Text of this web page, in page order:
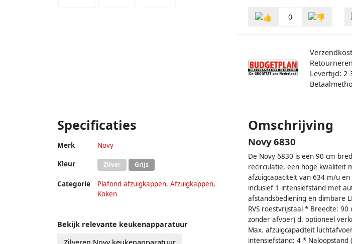
0
Levertijd:
Specificaties
Merk Novy
Kleur Zilver Grijs
Categorie Plafond afzuigkappen, Afzuigkappen,
Koken
Omschrijving
Novy 6830
De Novy 6830 is een 90 cm
recirculatie, een hoge kwaliteit
afzuigcapaciteit van 634 m/u
inclusief 1 intensiefstand met
afstandsbediening en dimbare
RVS roestvrijstaal * Breedte:
zonder afvoer) d. optioneel
Max. afzuigcapaciteit
intensiefstand: 4 *
Bekijk relevante keukenapparatuur